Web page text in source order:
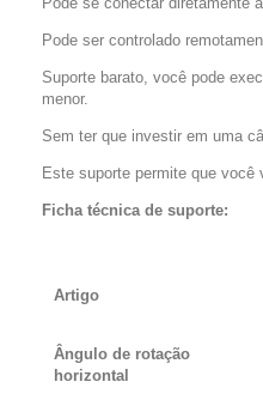
Pode ser controlado
Suporte barato, você pode
menor.
Sem ter que investir em uma
Este suporte permite que
Ficha técnica de suporte:
Artigo
Ângulo de rotação
horizontal